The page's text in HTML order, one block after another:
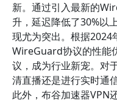
新。通过引入最新的
升，延迟降低了30%以
现尤为突出。根据2024
WireGuard协议的性能
议，成为行业新宠。对
清直播还是进行实时通
此外，布谷加速器VPN